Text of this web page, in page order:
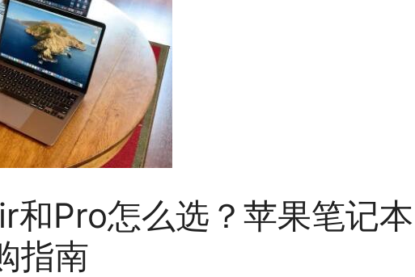
和Pro怎么选？苹果笔记本
指南